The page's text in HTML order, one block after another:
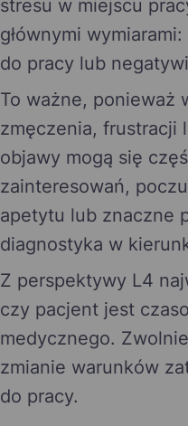
stresu w miejscu
głównymi
do pracy lub
To ważne, ponieważ
zmęczenia, frustracji
objawy mogą się
zainteresowań,
apetytu lub znaczne
diagnostyka w
Z perspektywy L4
czy pacjent jest
medycznego.
zmianie warunków
do pracy.